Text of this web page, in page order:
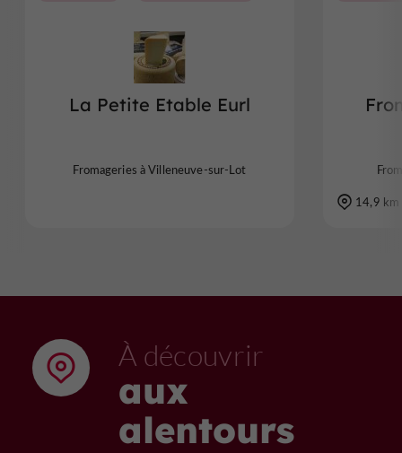
La Petite Etable Eurl
Fromageries à Villeneuve-sur-Lot
14,9 km
À découvrir
aux
alentours